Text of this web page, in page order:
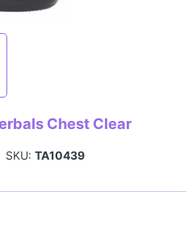
Chest Clear
SKU: TA10439